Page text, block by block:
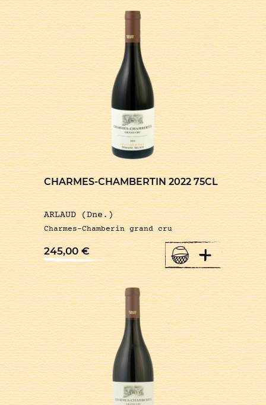
CHARMES-CHAMBERTIN 2022 75CL
ARLAUD (Dne.)
Charmes-Chamberin grand cru
245,00€ +